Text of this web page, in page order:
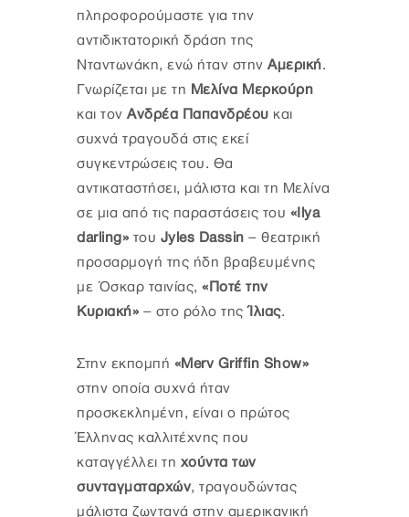
πληροφορούμαστε για την
αντιδικτατορική δράση της
Νταντωνάκη, ενώ ήταν στην Αμερική.
Γνωρίζεται με τη Μελίνα Μερκούρη
και τον Ανδρέα Παπανδρέου και
συχνά τραγουδά στις εκεί
συγκεντρώσεις του. Θα
αντικαταστήσει, μάλιστα και τη Μελίνα
σε μια από τις παραστάσεις του «Ilya
darling» του Jyles Dassin – θεατρική
προσαρμογή της ήδη βραβευμένης
με Όσκαρ ταινίας, «Ποτέ την
Κυριακή» – στο ρόλο της Ίλιας.
Στην εκπομπή «Merv Griffin Show»
στην οποία συχνά ήταν
προσκεκλημένη, είναι ο πρώτος
Έλληνας καλλιτέχνης που
καταγγέλλει τη χούντα των
συνταγματαρχών, τραγουδώντας
μάλιστα ζωντανά στην αμερικανική